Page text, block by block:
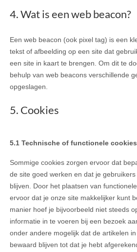
4. Wat is een web beacon?
Een web beacon (ook pixel tag) is een
tekst of afbeelding op een site dat
een site in kaart te brengen. Om dit te
behulp van web beacons verschillende
opgeslagen.
5. Cookies
5.1 Technische of functionele cookies
Sommige cookies zorgen ervoor dat
de site goed werken en dat je
blijven. Door het plaatsen van
ervoor dat je onze site makkelijker kunt
manier hoef je bijvoorbeeld niet steeds
informatie in te voeren bij een bezoek
onder andere mogelijk dat de artikelen
bewaard blijven tot dat je hebt